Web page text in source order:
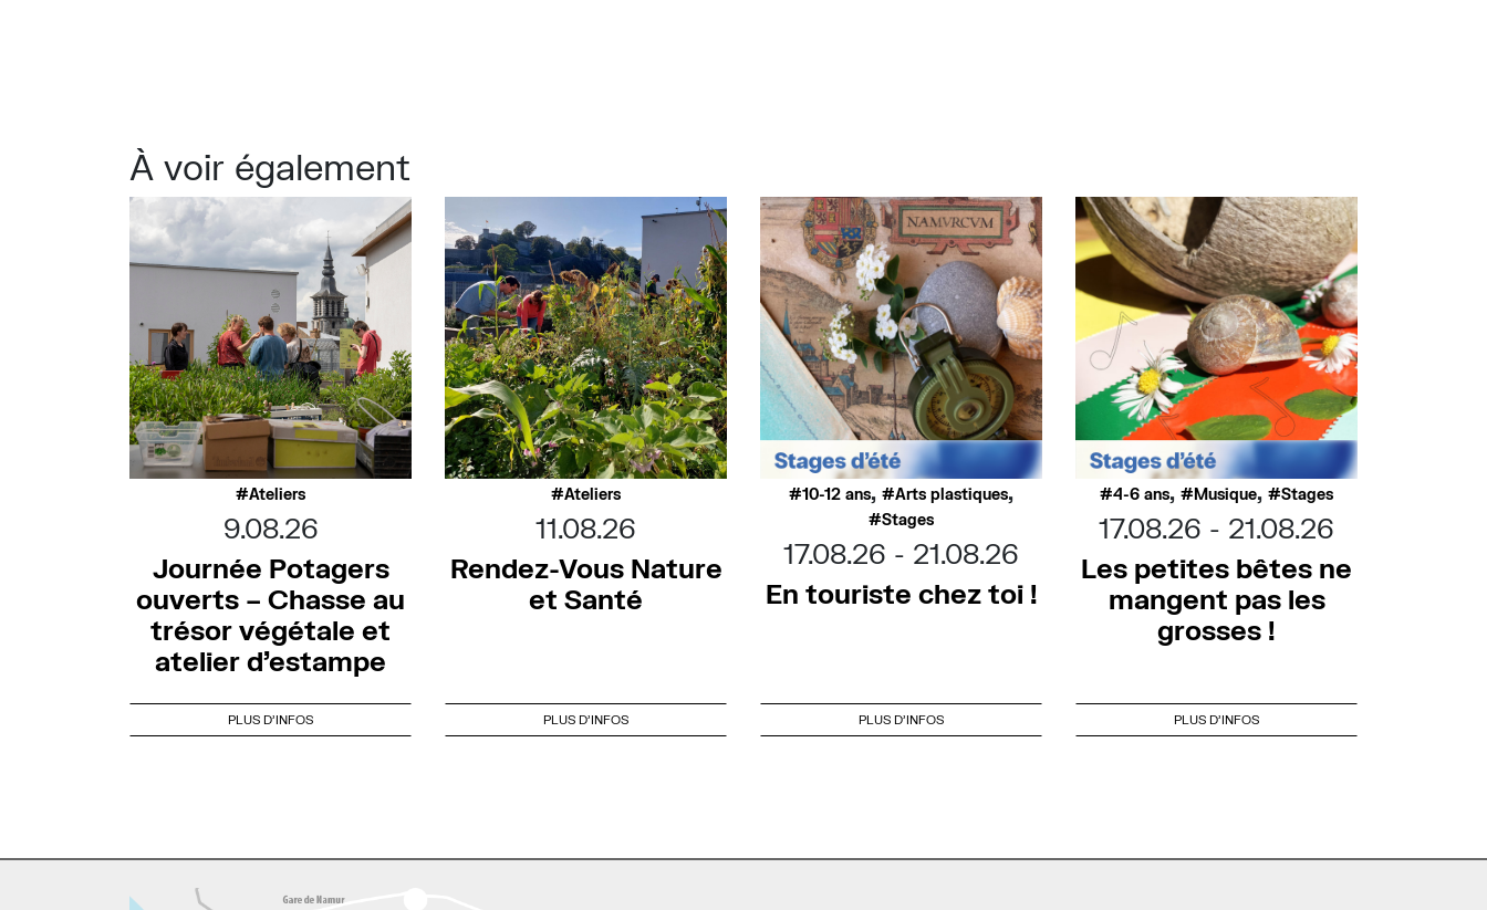
À voir également
Ateliers
9.08.26
Journée Potagers
ouverts – Chasse au
trésor végétale et
atelier d’estampe
PLUS D'INFOS
Ateliers
11.08.26
Rendez-Vous Nature
et Santé
PLUS D'INFOS
10-12 ans, Arts plastiques,
Stages
17.08.26
21.08.26
En touriste chez toi !
PLUS D'INFOS
4-6 ans, Musique, Stages
17.08.26
21.08.26
Les petites bêtes ne
mangent pas les
grosses !
PLUS D'INFOS